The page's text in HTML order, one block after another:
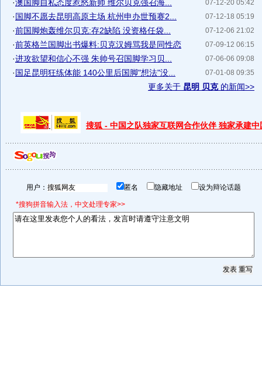
07-12-20 05:42
·澳国脚自私态度惹怒新帅 维尔贝克强召海...
07-12-18 05:19
·国脚不愿去昆明高原主场 杭州申办世预赛2...
07-12-06 21:02
·前国脚炮轰维尔贝克:存2缺陷 没资格任袋...
07-09-12 06:15
·前英格兰国脚出书爆料:贝克汉姆骂我是同性恋
07-06-06 09:08
·进攻欲望和信心不强 朱帅号召国脚学习贝...
07-01-08 09:35
·国足昆明狂练体能 140公里后国脚"想法"没...
更多关于 昆明 贝克的新闻>>
搜狐 - 中国之队独家互联网合作伙伴 独家承建中
用户： 匿名 隐藏地址 设为辩论话题
*搜狗拼音输入法，中文处理专家>>